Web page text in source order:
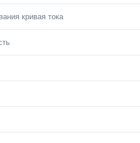
кривая тока